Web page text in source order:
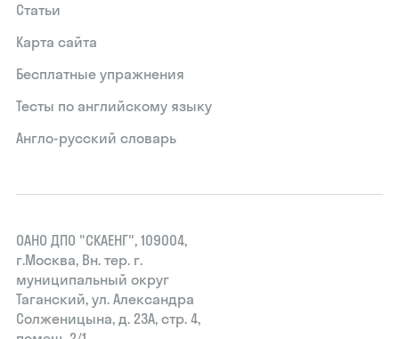
Статьи
Карта сайта
Бесплатные упражнения
Тесты по английскому языку
Англо-русский словарь
ОАНО ДПО "СКАЕНГ", 109004,
г.Москва, Вн. тер. г.
муниципальный округ
Таганский, ул. Александра
Солженицына, д. 23А, стр. 4,